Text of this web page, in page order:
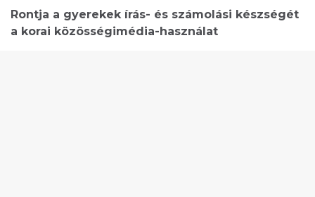
Rontja a gyerekek írás- és számolási készségét
a korai közösségimédia-használat